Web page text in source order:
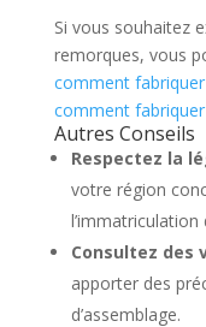
Si vous souhaitez
remorques, vous
comment
comment
Autres Conseils
Respectez la
votre région
l’immatriculation
Consultez des
apporter des
d’assemblage.